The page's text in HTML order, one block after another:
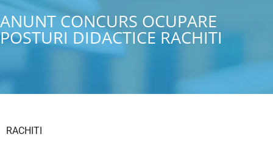
ANUNT CONCURS OCUPARE
POSTURI DIDACTICE RACHITI
RACHITI